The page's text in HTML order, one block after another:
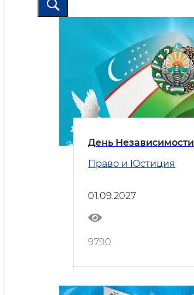
День Независимости
Право и Юстиция
01.09.2027
9790